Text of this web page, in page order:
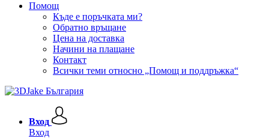
Помощ
Къде е поръчката ми?
Обратно връщане
Цена на доставка
Начини на плащане
Контакт
Всички теми относно „Помощ и поддръжка“
Вход
Вход